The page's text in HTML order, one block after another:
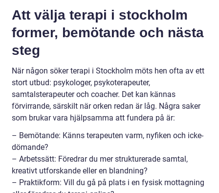
Att välja terapi i stockholm
former, bemötande och nästa
steg
När någon söker terapi i Stockholm möts hen ofta av ett
stort utbud: psykologer, psykoterapeuter,
samtalsterapeuter och coacher. Det kan kännas
förvirrande, särskilt när orken redan är låg. Några saker
som brukar vara hjälpsamma att fundera på är:
– Bemötande: Känns terapeuten varm, nyfiken och icke-
dömande?
– Arbetssätt: Föredrar du mer strukturerade samtal,
kreativt utforskande eller en blandning?
– Praktikform: Vill du gå på plats i en fysisk mottagning